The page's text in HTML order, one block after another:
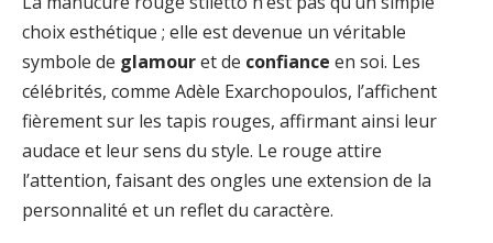
choix esthétique ; elle est devenue un véritable
symbole de glamouret de confiance en soi. Les
célébrités, comme Adèle Exarchopoulos, l’affichent
fièrement sur les tapis rouges, affirmant ainsi leur
audace et leur sens du style. Le rouge attire
l’attention, faisant des ongles une extension de la
personnalité et un reflet du caractère.